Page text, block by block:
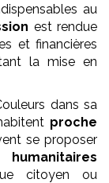
au
est rendue
et financières
la mise en
dans sa
proche
se proposer
humanitaires
citoyen ou